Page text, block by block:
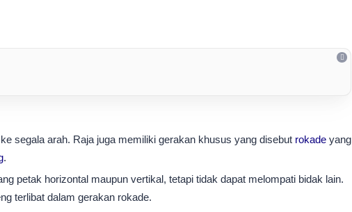
segala arah. Raja juga memiliki gerakan khusus yang disebut rokade yang
.
petak horizontal maupun vertikal, tetapi tidak dapat melompati bidak lain.
terlibat dalam gerakan rokade.